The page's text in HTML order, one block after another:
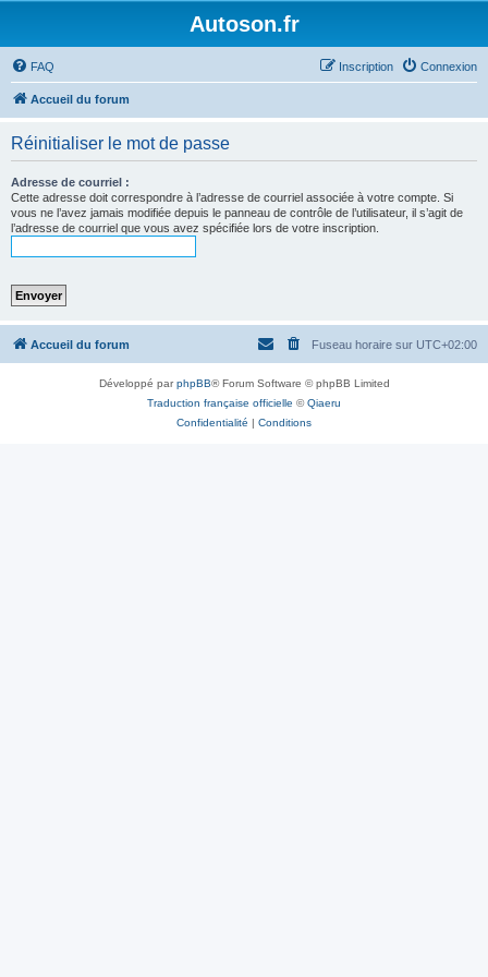
Autoson.fr
FAQ Connexion
Inscription
Accueil du forum
Réinitialiser le mot de passe
Adresse de courriel :
Cette adresse doit correspondre à l’adresse de courriel associée à votre compte. Si
vous ne l’avez jamais modifiée depuis le panneau de contrôle de l’utilisateur, il s’agit de
l’adresse de courriel que vous avez spécifiée lors de votre inscription.
Accueil du forum Fuseau horaire sur UTC+02:00
Développé parphpBB® Forum Software © phpBB Limited
Traduction française officielle ©Qiaeru
Confidentialité | Conditions